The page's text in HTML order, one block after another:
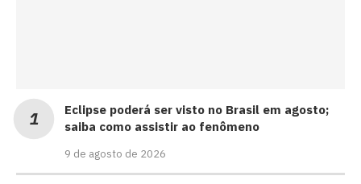
Eclipse poderá ser visto no Brasil em agosto;
saiba como assistir ao fenômeno
9 de agosto de 2026